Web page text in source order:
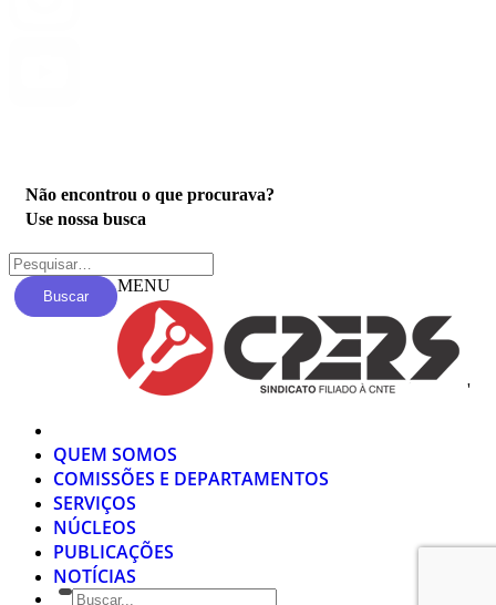
Não encontrou o que procurava?
Use nossa busca
Buscar
MENU
'
QUEM SOMOS
COMISSÕES E DEPARTAMENTOS
SERVIÇOS
NÚCLEOS
PUBLICAÇÕES
NOTÍCIAS